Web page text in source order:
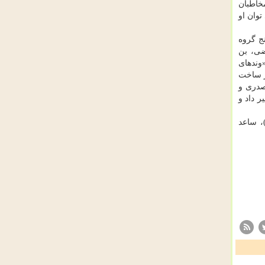
او
گروه
بن
ساخت
و
داد و
حضور مهین زورقی، بهروز یاسمی، فاطمه راكعی، رسول مرادی، مهدی علمی، مصطفی سلیمی (شهردار منطقه ۳)، ساعد